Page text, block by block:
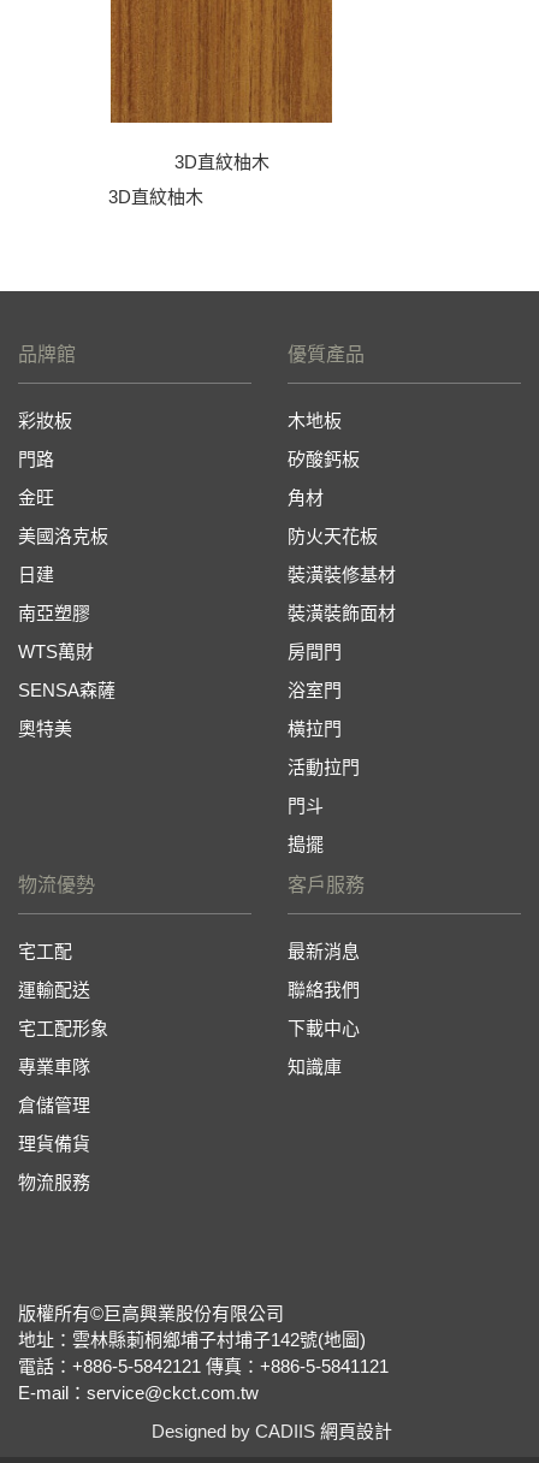
3D直紋柚木
3D直紋柚木
品牌館
彩妝板
門路
金旺
美國洛克板
日建
南亞塑膠
WTS萬財
SENSA森薩
奧特美
優質產品
木地板
矽酸鈣板
角材
防火天花板
裝潢裝修基材
裝潢裝飾面材
房間門
浴室門
橫拉門
活動拉門
門斗
搗擺
物流優勢
宅工配
運輸配送
宅工配形象
專業車隊
倉儲管理
理貨備貨
物流服務
客戶服務
最新消息
聯絡我們
下載中心
知識庫
版權所有©巨高興業股份有限公司
地址：雲林縣莿桐鄉埔子村埔子142號(地圖)
電話：+886-5-5842121 傳真：+886-5-5841121
E-mail： service@ckct.com.tw
Designed by CADIIS 網頁設計